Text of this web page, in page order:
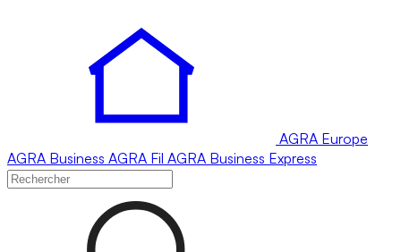
AGRA Europe
AGRA Business AGRA Fil AGRA Business Express